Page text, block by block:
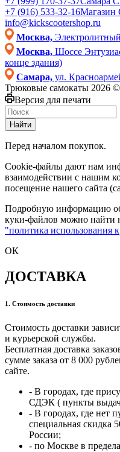
+7 (916) 533-32-16Магазин
info@kickscootershop.ru
Москва,
Москва, Шоссе
конце здания)
Самара, ул.
Трюковые самокаты 2026
Версия для печати
Найти
Перед началом покупок.
Cookie-файлы дают нам
взаимодействии с нашим
посещение нашего сайта
Подробную информацию
куки-файлов можно найти
"политика использования
ОК
ДОСТАВКА
1. Стоимость доставки
Стоимость доставки
и курьерской службы.
Бесплатная доставка
сумме заказа от 8 000
сайте.
- В городах, где
СДЭК ( пункты
- В городах, где нет
специальная скидка
России;
- по Москве в